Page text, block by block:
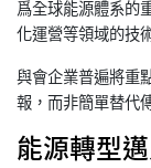
爲全球能源體系的
化運營等領域的技
與會企業普遍將重
報，而非簡單替代
能源轉型